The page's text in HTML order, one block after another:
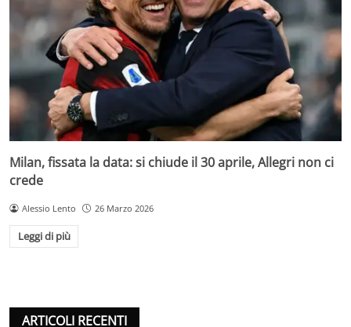
Milan, fissata la data: si chiude il 30 aprile, Allegri non ci
crede
Alessio Lento 26 Marzo 2026
Leggi di più
ARTICOLI RECENTI